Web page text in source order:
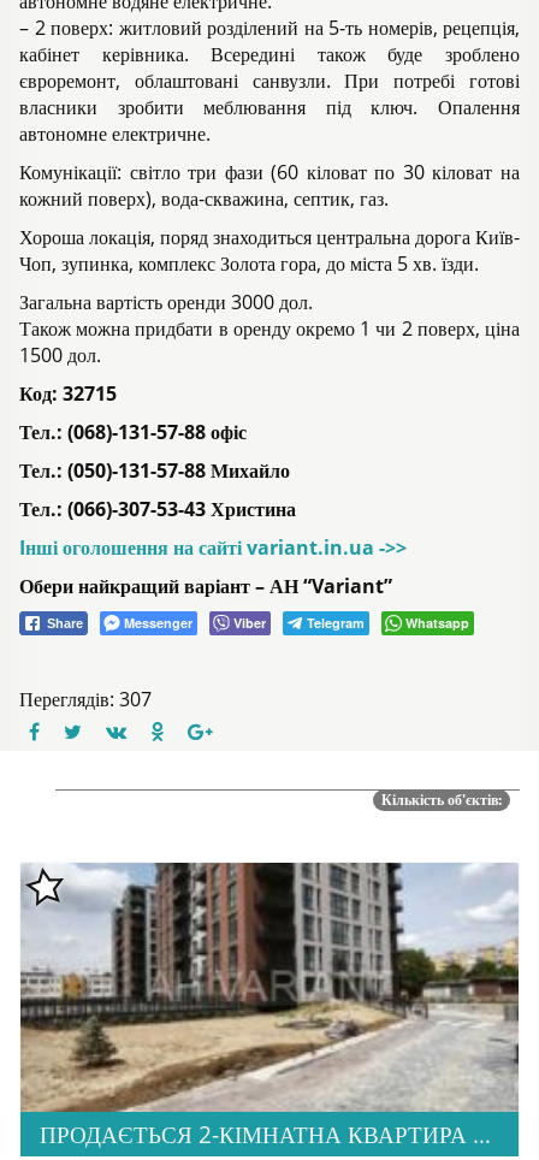
– 2 поверх: житловий розділений на 5-ть номерів, рецепція,
кабінет керівника. Всередині також буде зроблено
євроремонт, облаштовані санвузли. При потребі готові
власники зробити меблювання під ключ. Опалення
автономне електричне.
Комунікації: світло три фази (60 кіловат по 30 кіловат на
кожний поверх), вода-скважина, септик, газ.
Хороша локація, поряд знаходиться центральна дорога Київ-
Чоп, зупинка, комплекс Золота гора, до міста 5 хв. їзди.
Загальна вартість оренди 3000 дол.
Також можна придбати в оренду окремо 1 чи 2 поверх, ціна
1500 дол.
Код: 32715
Тел.: (068)-131-57-88 офіс
Тел.: (050)-131-57-88 Михайло
Тел.: (066)-307-53-43 Христина
Iнші оголошення на сайті variant.in.ua ->>
Обери найкращий варіант – АН “Variant”
Share Messenger Viber Telegram Whatsapp
Переглядів: 307
Кількість об'єктів:
ПРОДАЄТЬСЯ 2-КІМНАТНА КВАРТИРА В М. УЖГОРОД, ВУЛ. ТЛЕХАСА 19, ЖК “WEST TOWERS”